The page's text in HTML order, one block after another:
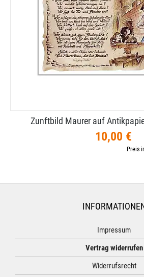
Zunftbild Maurer auf
10,00 €
Preis
Impressum
Vertrag widerrufen
Widerrufsrecht